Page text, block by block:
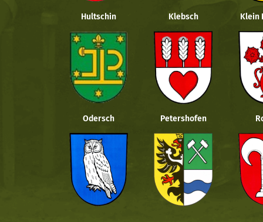
Hultschin Klebsch Klein
Odersch Petershofen